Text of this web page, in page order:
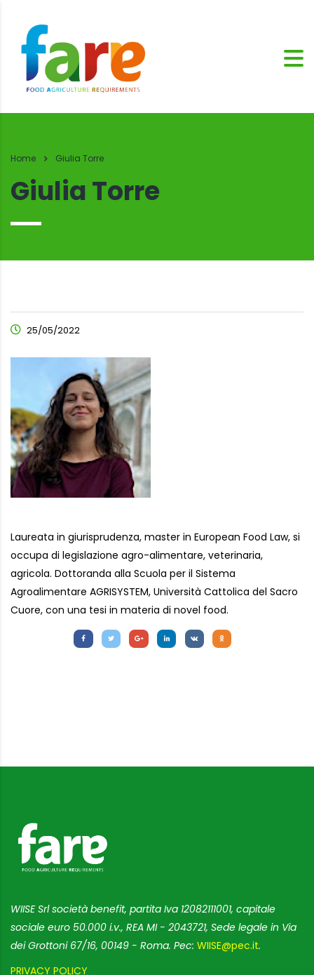
Home Giulia Torre
Giulia Torre
25/05/2022
Laureata in giurisprudenza, master in European Food Law, si
occupa di legislazione agro-alimentare, veterinaria,
agricola. Dottoranda alla Scuola per il Sistema
Agroalimentare AGRISYSTEM, Università Cattolica del Sacro
Cuore, con una tesi in materia di novel food.
WIISE Srl società benefit, partita Iva 12082111001, capitale
sociale euro 50.000 i.v., REA MI - 2043721, Sede legale in Via
dei Grottoni 67/16, 00149 - Roma. Pec: WIISE@pec.it.
PRIVACY POLICY